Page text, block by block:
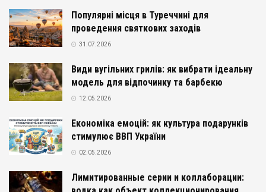
Популярні місця в Туреччині для
проведення святкових заходів
31.07.2026
Види вугільних грилів: як вибрати ідеальну
модель для відпочинку та барбекю
12.05.2026
Економіка емоцій: як культура подарунків
стимулює ВВП України
02.05.2026
Лимитированные серии и коллаборации: